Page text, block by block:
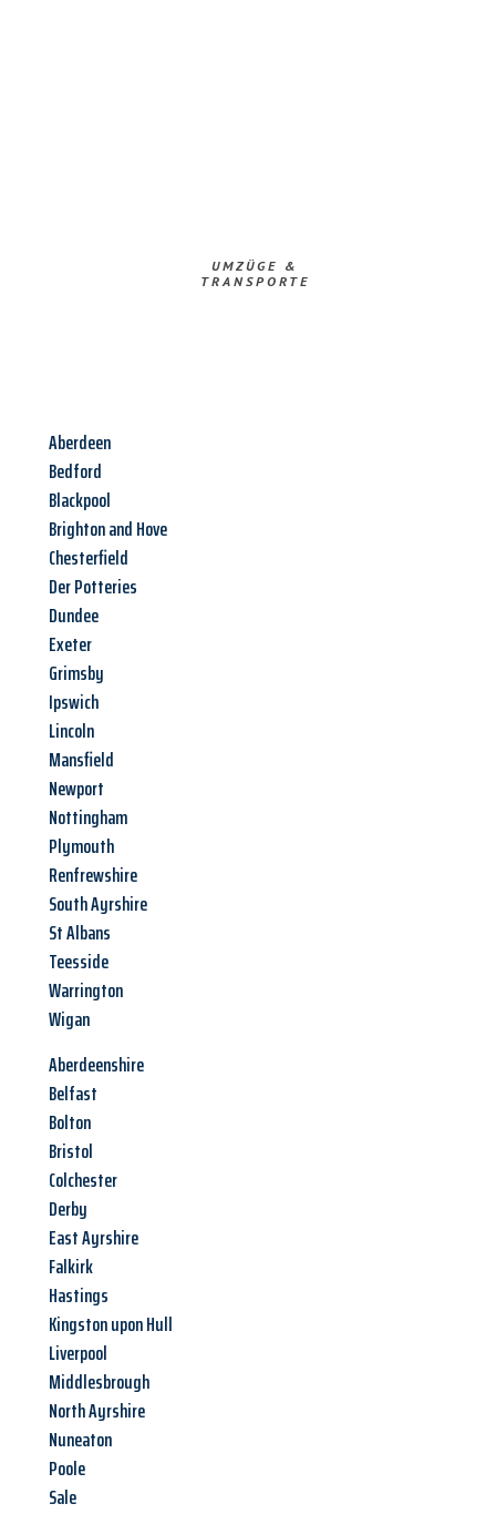
UMZÜGE &
TRANSPORTE
Aberdeen
Bedford
Blackpool
Brighton and Hove
Chesterfield
Der Potteries
Dundee
Exeter
Grimsby
Ipswich
Lincoln
Mansfield
Newport
Nottingham
Plymouth
Renfrewshire
South Ayrshire
St Albans
Teesside
Warrington
Wigan
Aberdeenshire
Belfast
Bolton
Bristol
Colchester
Derby
East Ayrshire
Falkirk
Hastings
Kingston upon Hull
Liverpool
Middlesbrough
North Ayrshire
Nuneaton
Poole
Sale